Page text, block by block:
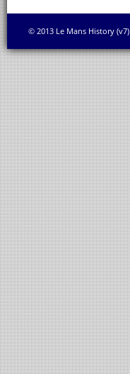
© 2013 Le Mans History (v7)